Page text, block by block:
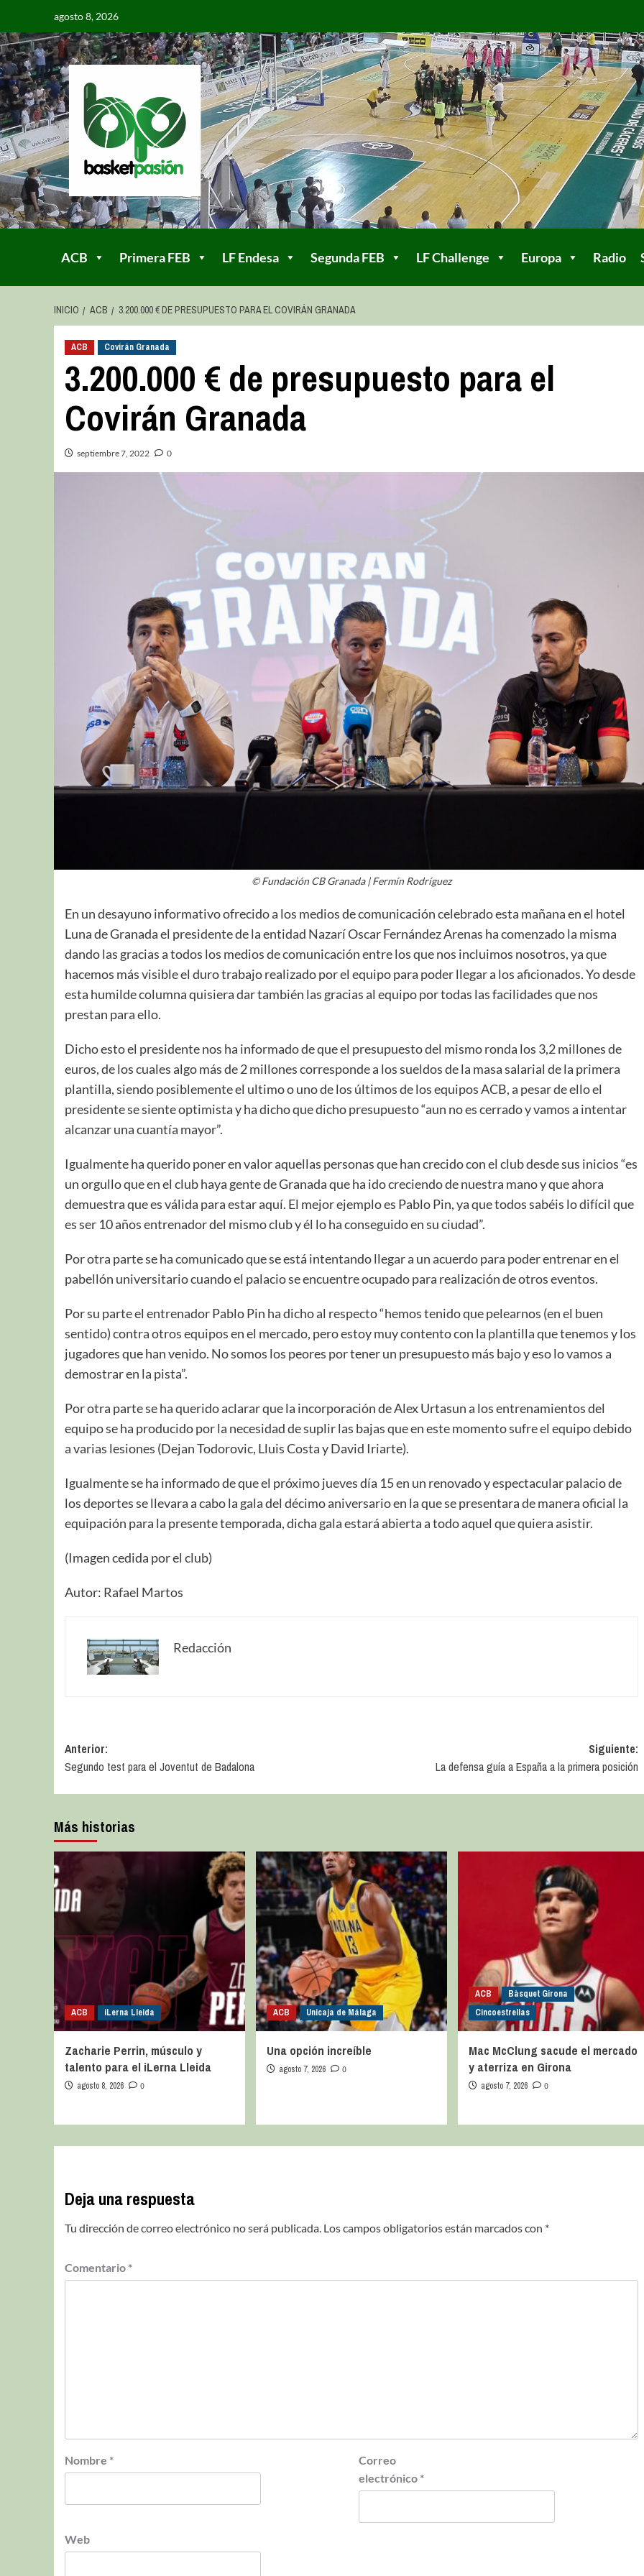
agosto 8, 2026
ACB Primera FEB LF Endesa Segunda FEB LF Challenge Europa Radio
INICIO ACB 3.200.000 € DE PRESUPUESTO PARA EL COVIRÁN GRANADA
ACB Covirán Granada
3.200.000 € de presupuesto para el
Covirán Granada
septiembre 7, 2022 0
© Fundación CB Granada | Fermín Rodríguez
En un desayuno informativo ofrecido a los medios de comunicación celebrado esta mañana en el hotel
Luna de Granada el presidente de la entidad Nazarí Oscar Fernández Arenas ha comenzado la misma
dando las gracias a todos los medios de comunicación entre los que nos incluimos nosotros, ya que
hacemos más visible el duro trabajo realizado por el equipo para poder llegar a los aficionados. Yo desde
esta humilde columna quisiera dar también las gracias al equipo por todas las facilidades que nos
prestan para ello.
Dicho esto el presidente nos ha informado de que el presupuesto del mismo ronda los 3,2 millones de
euros, de los cuales algo más de 2 millones corresponde a los sueldos de la masa salarial de la primera
plantilla, siendo posiblemente el ultimo o uno de los últimos de los equipos ACB, a pesar de ello el
presidente se siente optimista y ha dicho que dicho presupuesto “aun no es cerrado y vamos a intentar
alcanzar una cuantía mayor”.
Igualmente ha querido poner en valor aquellas personas que han crecido con el club desde sus inicios “es
un orgullo que en el club haya gente de Granada que ha ido creciendo de nuestra mano y que ahora
demuestra que es válida para estar aquí. El mejor ejemplo es Pablo Pin, ya que todos sabéis lo difícil que
es ser 10 años entrenador del mismo club y él lo ha conseguido en su ciudad”.
Por otra parte se ha comunicado que se está intentando llegar a un acuerdo para poder entrenar en el
pabellón universitario cuando el palacio se encuentre ocupado para realización de otros eventos.
Por su parte el entrenador Pablo Pin ha dicho al respecto “hemos tenido que pelearnos (en el buen
sentido) contra otros equipos en el mercado, pero estoy muy contento con la plantilla que tenemos y los
jugadores que han venido. No somos los peores por tener un presupuesto más bajo y eso lo vamos a
demostrar en la pista”.
Por otra parte se ha querido aclarar que la incorporación de Alex Urtasun a los entrenamientos del
equipo se ha producido por la necesidad de suplir las bajas que en este momento sufre el equipo debido
a varias lesiones (Dejan Todorovic, Lluis Costa y David Iriarte).
Igualmente se ha informado de que el próximo jueves día 15 en un renovado y espectacular palacio de
los deportes se llevara a cabo la gala del décimo aniversario en la que se presentara de manera oficial la
equipación para la presente temporada, dicha gala estará abierta a todo aquel que quiera asistir.
(Imagen cedida por el club)
Autor: Rafael Martos
Redacción
Anterior:
Segundo test para el Joventut de Badalona
Siguiente:
La defensa guía a España a la primera posición
Más historias
ACB iLerna Lleida
Zacharie Perrin, músculo y
talento para el iLerna Lleida
agosto 8, 2026 0
ACB Unicaja de Málaga
Una opción increíble
agosto 7, 2026 0
ACB
Bàsquet Girona
Cincoestrellas
Mac McClung sacude el mercado
y aterriza en Girona
agosto 7, 2026 0
Deja una respuesta
Tu dirección de correo electrónico no será publicada. Los campos obligatorios están marcados con *
Comentario *
Nombre *
Correo
electrónico *
Web
La entrevista bTactic
La entrevista bTactic
mayo 7, 2026
0
Nos hacemos mayores. Vamos creciendo. Tanto así